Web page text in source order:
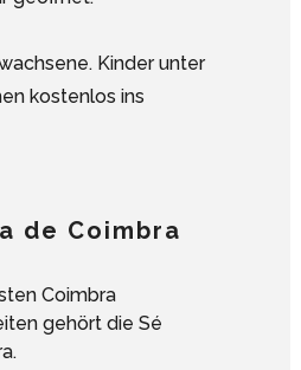
Kinder unter
kostenlos ins
de Coimbra